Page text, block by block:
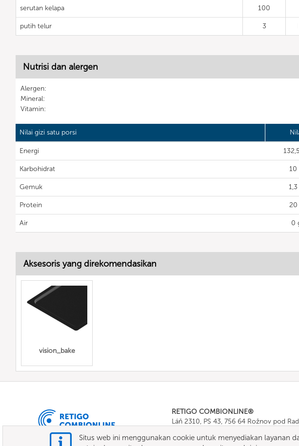
serutan kelapa 100
putih telur 3
Nutrisi dan alergen
Alergen:
Mineral:
Vitamin:
Nilai gizi satu porsi
Energi
Karbohidrat 10
Gemuk 1,3
Protein 20
Air 0
Aksesoris yang direkomendasikan
vision_bake
RETIGO COMBIONLINE®
Láň 2310, PS 43, 756 64 Rožnov pod
E-mail: info@combionline.com
Situs web ini menggunakan cookie untuk menyediakan layanan